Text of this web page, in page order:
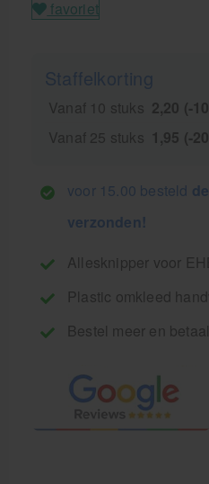
favoriet
Staffelkorting
Vanaf 10 stuks 2,20 (-
Vanaf 25 stuks 1,95 (-
voor 15.00 besteld
verzonden!
Allesknipper voor
Plastic omkleed
Bestel meer en